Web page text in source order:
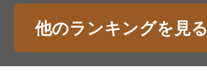
他のランキングを見る